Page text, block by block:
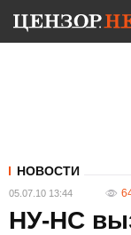
НОВОСТИ
05.07.10 13:44
НУ-НС